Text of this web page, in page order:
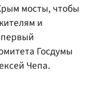
мосты, чтобы
и
Госдумы
Чепа.